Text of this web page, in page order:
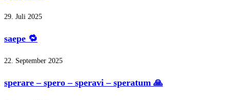
29. Juli 2025
saepe 🔁
22. September 2025
sperare – spero – speravi – speratum 🙏